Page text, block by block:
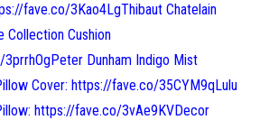
fave.co/3Kao4LgThibaut Chatelain
Collection Cushion
Dunham Indigo Mist
Cover: https://fave.co/35CYM9qLulu
https://fave.co/3vAe9KVDecor